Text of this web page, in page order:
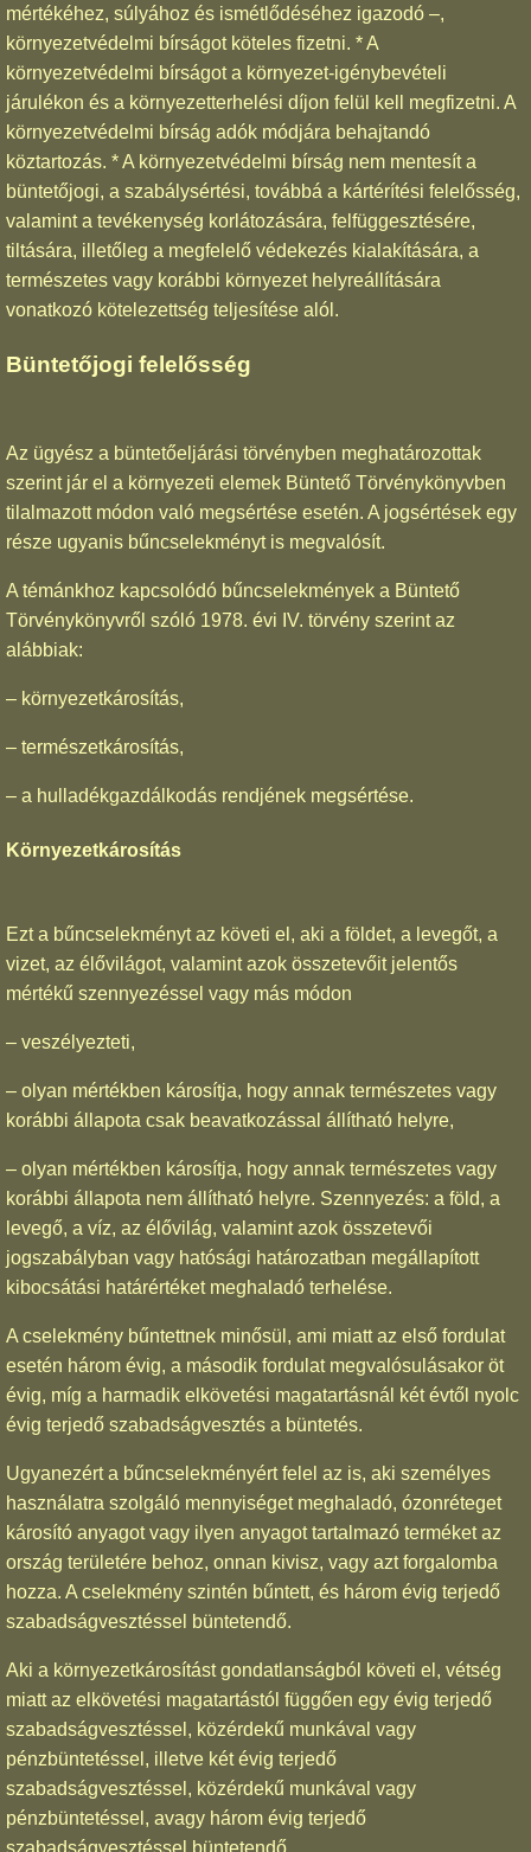
mértékéhez, súlyához és ismétlődéséhez igazodó –,
környezetvédelmi bírságot köteles fizetni. * A
környezetvédelmi bírságot a környezet-igénybevételi
járulékon és a környezetterhelési díjon felül kell megfizetni. A
környezetvédelmi bírság adók módjára behajtandó
köztartozás. * A környezetvédelmi bírság nem mentesít a
büntetőjogi, a szabálysértési, továbbá a kártérítési felelősség,
valamint a tevékenység korlátozására, felfüggesztésére,
tiltására, illetőleg a megfelelő védekezés kialakítására, a
természetes vagy korábbi környezet helyreállítására
vonatkozó kötelezettség teljesítése alól.
Büntetőjogi felelősség
Az ügyész a büntetőeljárási törvényben meghatározottak
szerint jár el a környezeti elemek Büntető Törvénykönyvben
tilalmazott módon való megsértése esetén. A jogsértések egy
része ugyanis bűncselekményt is megvalósít.
A témánkhoz kapcsolódó bűncselekmények a Büntető
Törvénykönyvről szóló 1978. évi IV. törvény szerint az
alábbiak:
– környezetkárosítás,
– természetkárosítás,
– a hulladékgazdálkodás rendjének megsértése.
Környezetkárosítás
Ezt a bűncselekményt az követi el, aki a földet, a levegőt, a
vizet, az élővilágot, valamint azok összetevőit jelentős
mértékű szennyezéssel vagy más módon
– veszélyezteti,
– olyan mértékben károsítja, hogy annak természetes vagy
korábbi állapota csak beavatkozással állítható helyre,
– olyan mértékben károsítja, hogy annak természetes vagy
korábbi állapota nem állítható helyre. Szennyezés: a föld, a
levegő, a víz, az élővilág, valamint azok összetevői
jogszabályban vagy hatósági határozatban megállapított
kibocsátási határértéket meghaladó terhelése.
A cselekmény bűntettnek minősül, ami miatt az első fordulat
esetén három évig, a második fordulat megvalósulásakor öt
évig, míg a harmadik elkövetési magatartásnál két évtől nyolc
évig terjedő szabadságvesztés a büntetés.
Ugyanezért a bűncselekményért felel az is, aki személyes
használatra szolgáló mennyiséget meghaladó, ózonréteget
károsító anyagot vagy ilyen anyagot tartalmazó terméket az
ország területére behoz, onnan kivisz, vagy azt forgalomba
hozza. A cselekmény szintén bűntett, és három évig terjedő
szabadságvesztéssel büntetendő.
Aki a környezetkárosítást gondatlanságból követi el, vétség
miatt az elkövetési magatartástól függően egy évig terjedő
szabadságvesztéssel, közérdekű munkával vagy
pénzbüntetéssel, illetve két évig terjedő
szabadságvesztéssel, közérdekű munkával vagy
pénzbüntetéssel, avagy három évig terjedő